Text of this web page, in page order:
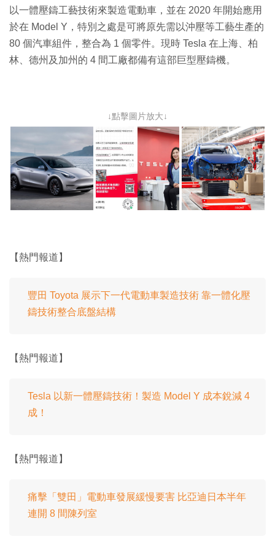
以一體壓鑄工藝技術來製造電動車，並在 2020 年開始應用
於在 Model Y，特別之處是可將原先需以沖壓等工藝生產的
80 個汽車組件，整合為 1 個零件。現時 Tesla 在上海、柏
林、德州及加州的 4 間工廠都備有這部巨型壓鑄機。
↓點擊圖片放大↓
【熱門報道】
豐田 Toyota 展示下一代電動車製造技術 靠一體化壓
鑄技術整合底盤結構
【熱門報道】
Tesla 以新一體壓鑄技術！製造 Model Y 成本銳減 4
成！
【熱門報道】
痛擊「雙田」電動車發展緩慢要害 比亞迪日本半年
連開 8 間陳列室